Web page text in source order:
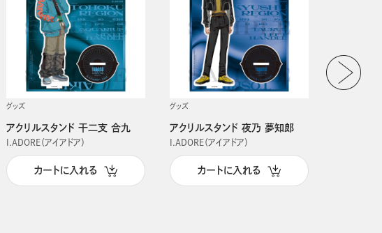
グッズ
アクリルスタンド 干二支 合九
I.ADORE（アイアドア）
カートに入れる
グッズ
アクリルスタンド 夜乃 夢知郎
I.ADORE（アイアドア）
カートに入れる